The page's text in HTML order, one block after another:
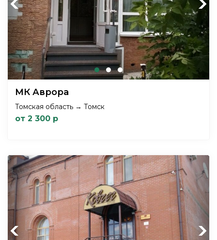
Previous Next
МК Аврора
Томская область → Томск
от 2 300 р
Previous Next